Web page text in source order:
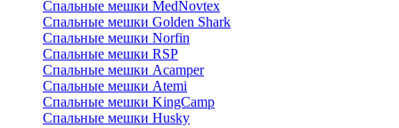
Cпальные мешки MedNovtex
Спальные мешки Golden Shark
Спальные мешки Norfin
Спальные мешки RSP
Спальные мешки Acamper
Спальные мешки Atemi
Спальные мешки KingCamp
Спальные мешки Husky